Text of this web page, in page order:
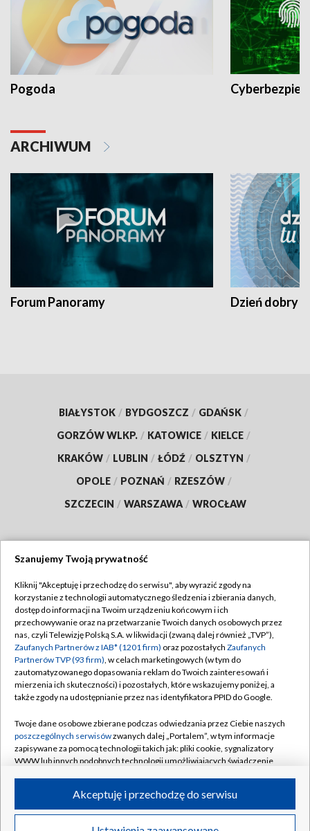
Pogoda
ARCHIWUM
Forum Panoramy Dzień dobry
BIAŁYSTOK / BYDGOSZCZ / GDAŃSK /
GORZÓW WLKP. / KATOWICE / KIELCE /
KRAKÓW / LUBLIN / ŁÓDŹ / OLSZTYN /
OPOLE / POZNAŃ / RZESZÓW /
SZCZECIN / WARSZAWA / WROCŁAW
TVP
Abonament TVP
Emisja w TVP
Centrum informacji TVP
Naziemna Telewizja Cyfrowa
Rada Programowa
System NOS
Informacje o nadawcy
Program dla prasy
Regulamin TVP
Polityka prywatności
Moje zgody
Pomoc
Kontakt
Kanały
©2026 Telewizja Polska S.A. w likwidacji
Szanujemy Twoją prywatność
Kliknij "Akceptuję i przechodzę do serwisu", aby wyrazić zgody na
korzystanie z technologii automatycznego śledzenia i zbierania danych,
dostęp do informacji na Twoim urządzeniu końcowym i ich
przechowywanie oraz na przetwarzanie Twoich danych osobowych przez
nas, czyli Telewizję Polską S.A. w likwidacji (zwaną dalej również „TVP”),
Zaufanych Partnerów z IAB* (1201 firm) oraz pozostałych Zaufanych
Partnerów TVP (93 firm), w celach marketingowych (w tym do
zautomatyzowanego dopasowania reklam do Twoich zainteresowań i
mierzenia ich skuteczności) i pozostałych, które wskazujemy poniżej, a
także zgody na udostępnianie przez nas identyfikatora PPID do Google.
Twoje dane osobowe zbierane podczas odwiedzania przez Ciebie naszych
poszczególnych serwisówzwanych dalej „Portalem”, w tym informacje
zapisywane za pomocą technologii takich jak: pliki cookie, sygnalizatory
WWW lub innych podobnych technologii umożliwiających świadczenie
ruchu w Internecie.
Twoje dane osobowe zbierane podczas odwiedzania przez Ciebie
Akceptuję i przechodzę do serwisu